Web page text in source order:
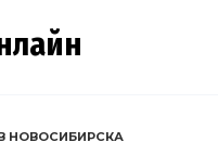
НОВОСИБИРСКА